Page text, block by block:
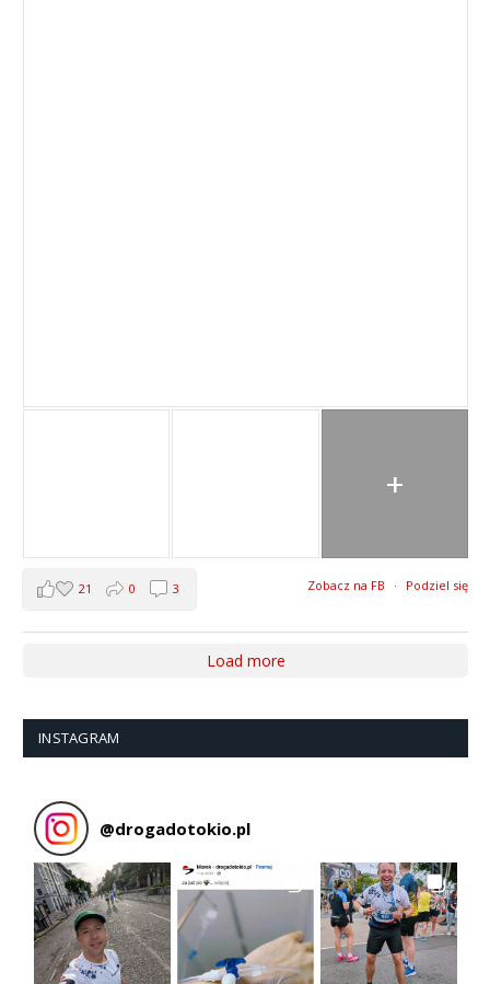
+
Zobacz na FB · Podziel się
21 0 3
Load more
INSTAGRAM
@drogadotokio.pl